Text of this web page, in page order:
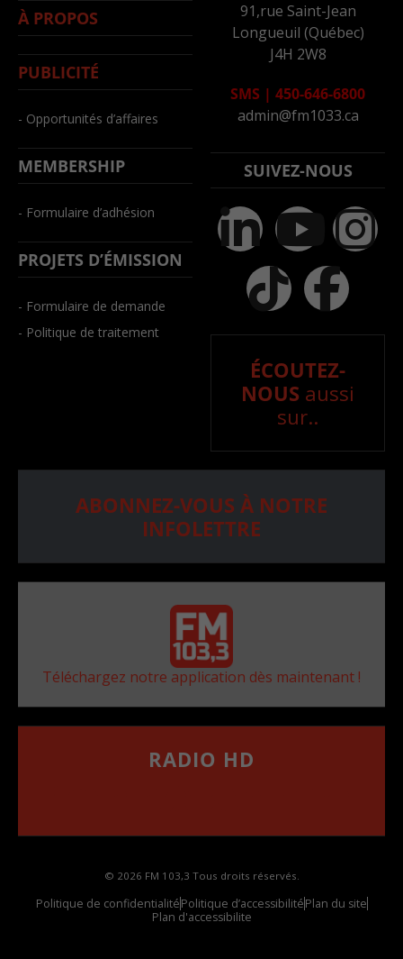
À PROPOS
PUBLICITÉ
- Opportunités d’affaires
MEMBERSHIP
- Formulaire d’adhésion
PROJETS D’ÉMISSION
- Formulaire de demande
- Politique de traitement
91,rue Saint-Jean
Longueuil (Québec)
J4H 2W8
SMS | 450-646-6800
admin@fm1033.ca
SUIVEZ-NOUS
ÉCOUTEZ-
NOUS aussi
sur..
ABONNEZ-VOUS À NOTRE
INFOLETTRE
Téléchargez notre application dès maintenant !
RADIO HD
© 2026 FM 103,3 Tous droits réservés.
Politique de confidentialitéPolitique d’accessibilitéPlan du site
Plan d'accessibilite